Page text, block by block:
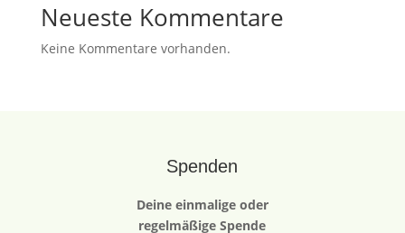
Neueste Kommentare
Keine Kommentare vorhanden.
Spenden
Deine einmalige oder
regelmäßige Spende